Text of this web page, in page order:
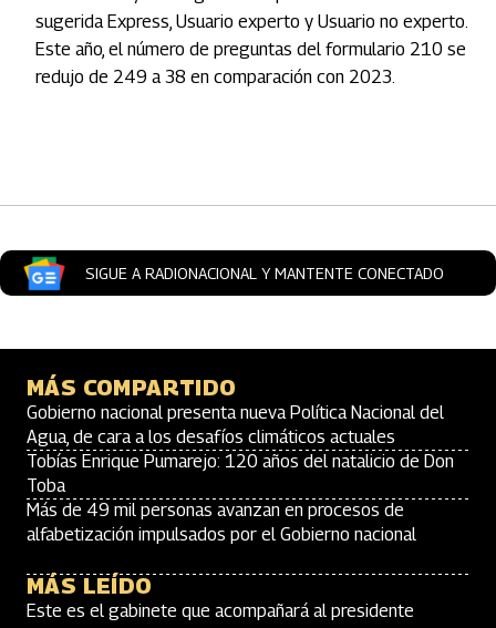
sugerida Express, Usuario experto y Usuario no experto.
Este año, el número de preguntas del formulario 210 se
redujo de 249 a 38 en comparación con 2023.
SIGUE A RADIONACIONAL Y MANTENTE CONECTADO
MÁS COMPARTIDO
Gobierno nacional presenta nueva Política Nacional del
Agua, de cara a los desafíos climáticos actuales
Tobías Enrique Pumarejo: 120 años del natalicio de Don
Toba
Más de 49 mil personas avanzan en procesos de
alfabetización impulsados por el Gobierno nacional
MÁS LEÍDO
Este es el gabinete que acompañará al presidente